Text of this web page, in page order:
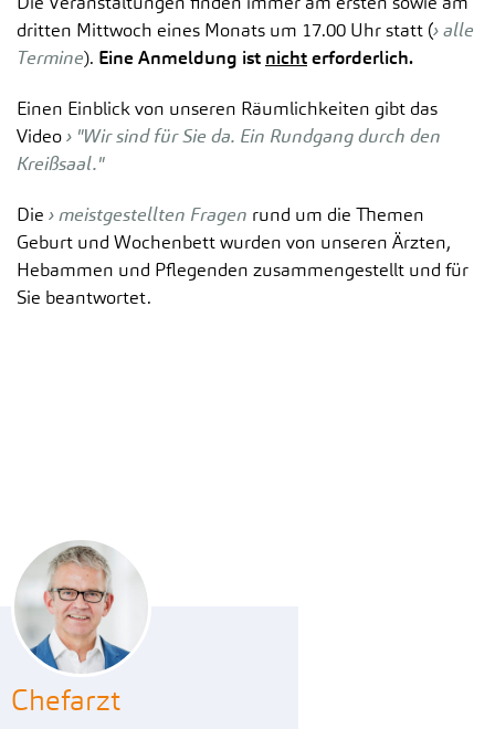
dritten Mittwoch eines Monats um 17.00 Uhr statt ( alle
Termine). Eine Anmeldung ist nichterforderlich.
Einen Einblick von unseren Räumlichkeiten gibt das
Video
"Wir sind für Sie da. Ein Rundgang durch den
Kreißsaal."
Die meistgestellten Fragen rund um die Themen
Geburt und Wochenbett wurden von unseren Ärzten,
Hebammen und Pflegenden zusammengestellt und für
Sie beantwortet.
Chefarzt